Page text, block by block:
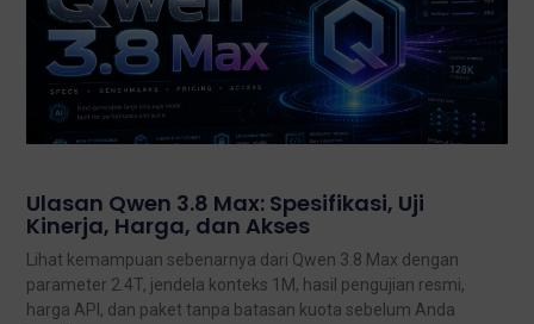
Ulasan Qwen 3.8 Max: Spesifikasi, Uji
Kinerja, Harga, dan Akses
Lihat kemampuan sebenarnya dari Qwen 3.8 Max dengan
parameter 2.4T, jendela konteks 1M, hasil pengujian resmi,
harga API, dan paket tanpa batasan kuota sebelum Anda